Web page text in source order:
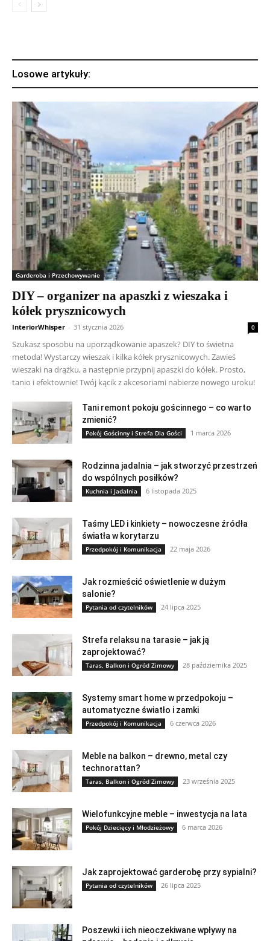
Losowe artykuły:
Garderoba i Przechowywanie
DIY – organizer na apaszki z wieszaka i
kółek prysznicowych
InteriorWhisper - 31 stycznia 2026 0
Szukasz sposobu na uporządkowanie apaszek? DIY to świetna
metoda! Wystarczy wieszak i kilka kółek prysznicowych. Zawieś
wieszaki na drążku, a następnie przypnij apaszki do kółek. Prosto,
tanio i efektownie! Twój kącik z akcesoriami nabierze nowego uroku!
Tani remont pokoju gościnnego – co warto
zmienić?
Pokój Gościnny i Strefa Dla Gości 1 marca 2026
Rodzinna jadalnia – jak stworzyć przestrzeń
do wspólnych posiłków?
Kuchnia i Jadalnia 6 listopada 2025
Taśmy LED i kinkiety – nowoczesne źródła
światła w korytarzu
Przedpokój i Komunikacja 22 maja 2026
Jak rozmieścić oświetlenie w dużym
salonie?
Pytania od czytelników 24 lipca 2025
Strefa relaksu na tarasie – jak ją
zaprojektować?
Taras, Balkon i Ogród Zimowy 28 października 2025
Systemy smart home w przedpokoju –
automatyczne światło i zamki
Przedpokój i Komunikacja 6 czerwca 2026
Meble na balkon – drewno, metal czy
technorattan?
Taras, Balkon i Ogród Zimowy 23 września 2025
Wielofunkcyjne meble – inwestycja na lata
Pokój Dziecięcy i Młodzieżowy 6 marca 2026
Jak zaprojektować garderobę przy sypialni?
Pytania od czytelników 26 lipca 2025
Poszewki i ich nieoczekiwane wpływy na